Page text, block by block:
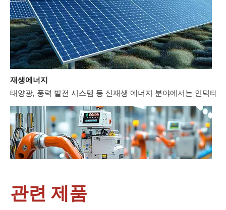
재생에너지
태양광, 풍력 발전 시스템 등 신재생 에너지 분야에서는 인덕터
관련 제품